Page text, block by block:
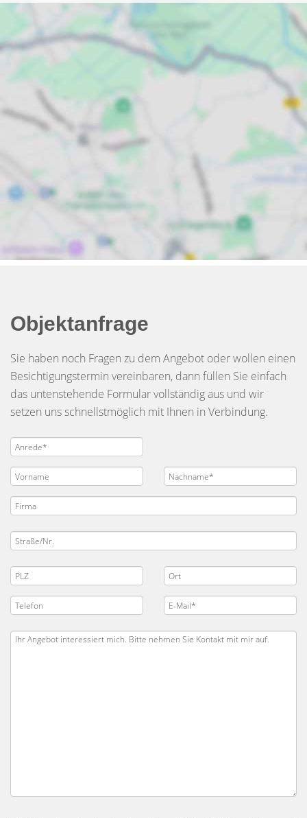
Objektanfrage
Sie haben noch Fragen zu dem Angebot oder wollen einen
Besichtigungstermin vereinbaren, dann füllen Sie einfach
das untenstehende Formular vollständig aus und wir
setzen uns schnellstmöglich mit Ihnen in Verbindung.